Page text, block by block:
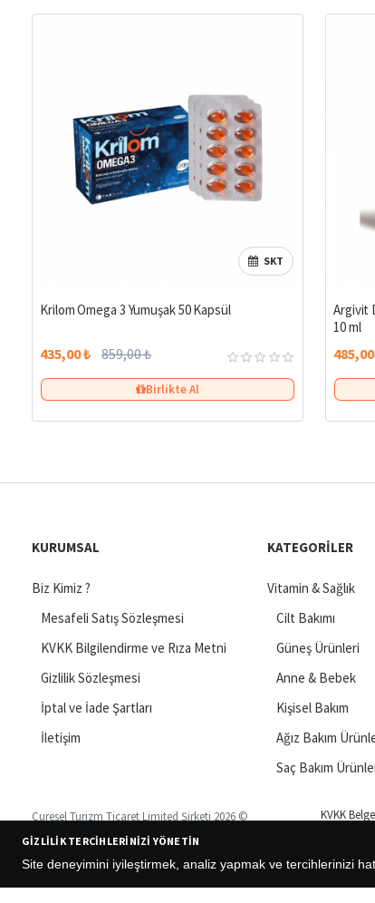
SKT
Krilom Omega 3 Yumuşak 50 Kapsül
435,00 ₺ 859,00 ₺
Birlikte Al
Argivit
10 ml
KURUMSAL
Biz Kimiz ?
Mesafeli Satış Sözleşmesi
KVKK Bilgilendirme ve Rıza Metni
Gizlilik Sözleşmesi
İptal ve İade Şartları
İletişim
KATEGORILER
Vitamin & Sağlık
Cilt Bakımı
Güneş Ürünleri
Anne & Bebek
Kişisel Bakım
Ağız Bakım
Saç Bakım
Curesel Turizm Ticaret Limited Şirketi 2026 © KVKK
GIZLILIK TERCIHLERINIZI YÖNETIN
Site deneyimini iyileştirmek, analiz yapmak ve tercihlerinizi